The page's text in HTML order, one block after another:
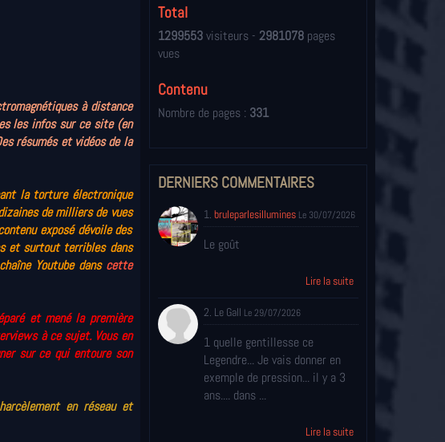
à distance
les infos surce site(en
résumés et vidéos de la
la torture électronique
de milliers de vues
exposé dévoile des
et surtout terribles dans
Youtube dans cette
et mené la première
à ce sujet. Vous en
sur ce qui entoure son
en réseau et
Total
1299553visiteurs - 2981078pages
vues
Contenu
Nombre de pages : 331
DERNIERS COMMENTAIRES
1. bruleparlesillumines Le 30/07/2026
Le goût
Lire la suite
2. Le Gall Le 29/07/2026
1 quelle gentillesse ce
Legendre... Je vais donner en
exemple de pression... il y a 3
ans.... dans ...
Lire la suite